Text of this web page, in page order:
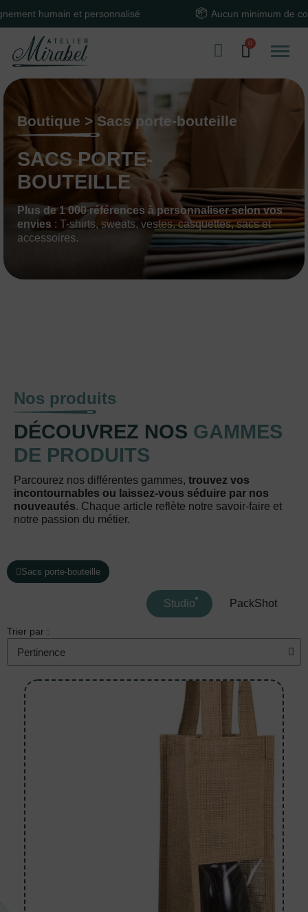
et personnalisé Aucun minimum de commande
Boutique > Sacs porte-bouteille
SACS PORTE-
BOUTEILLE
Plus de 1 000 références à personnaliser selon vos
envies : T-shirts, sweats, vestes, casquettes, sacs et
accessoires.
Nos produits
DÉCOUVREZ NOS GAMMES
DE PRODUITS
Parcourez nos différentes gammes, trouvez vos
incontournables ou laissez-vous séduire par nos
nouveautés. Chaque article reflète notre savoir-faire et
notre passion du métier.
Sacs porte-bouteille
Studio PackShot
Trier par :